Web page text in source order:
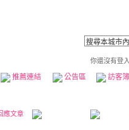
你還沒有登
推薦連結 公告區 訪客簿
應文章